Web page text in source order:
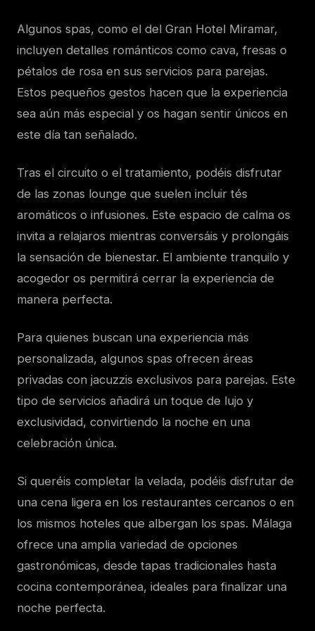
Algunos spas, como el del Gran Hotel Miramar,
incluyen detalles románticos como cava, fresas o
pétalos de rosa en sus servicios para parejas.
Estos pequeños gestos hacen que la experiencia
sea aún más especial y os hagan sentir únicos en
este día tan señalado.
Tras el circuito o el tratamiento, podéis disfrutar
de las zonas lounge que suelen incluir tés
aromáticos o infusiones. Este espacio de calma os
invita a relajaros mientras conversáis y prolongáis
la sensación de bienestar. El ambiente tranquilo y
acogedor os permitirá cerrar la experiencia de
manera perfecta.
Para quienes buscan una experiencia más
personalizada, algunos spas ofrecen áreas
privadas con jacuzzis exclusivos para parejas. Este
tipo de servicios añadirá un toque de lujo y
exclusividad, convirtiendo la noche en una
celebración única.
Si queréis completar la velada, podéis disfrutar de
una cena ligera en los restaurantes cercanos o en
los mismos hoteles que albergan los spas. Málaga
ofrece una amplia variedad de opciones
gastronómicas, desde tapas tradicionales hasta
cocina contemporánea, ideales para finalizar una
noche perfecta.